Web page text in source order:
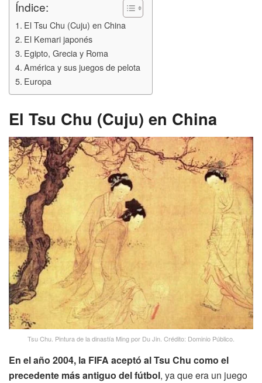
Índice:
El Tsu Chu (Cuju) en China
El Kemari japonés
Egipto, Grecia y Roma
América y sus juegos de pelota
Europa
El Tsu Chu (Cuju) en China
Tsu Chu. Pintura de la dinastía Ming por Du Jin. Crédito: Dominio Público.
En el año 2004, la FIFA aceptó al Tsu Chu como el
precedente más antiguo del fútbol, ya que era un juego